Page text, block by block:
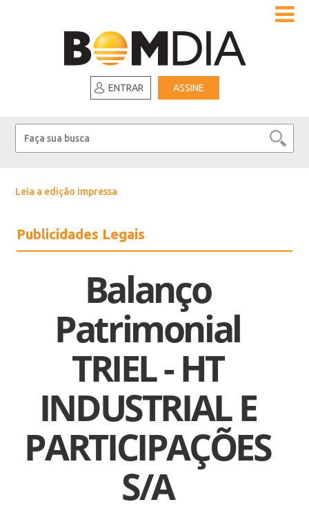
ENTRAR ASSINE
Leia a edição impressa
Publicidades Legais
Balanço
Patrimonial
TRIEL - HT
INDUSTRIAL E
PARTICIPAÇÕES
S/A